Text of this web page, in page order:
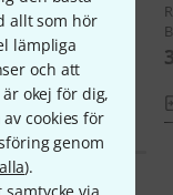
allt som hör
lämpliga
och att
okej för dig,
cookies för
genom
).
via
Viola Amarantina